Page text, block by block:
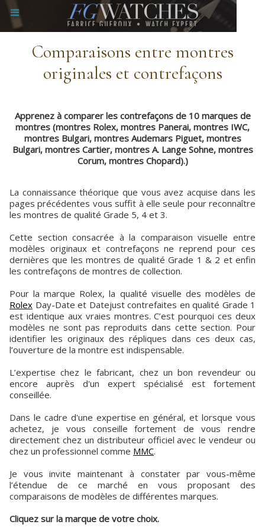
Comparaisons entre montres
originales et contrefaçons
Apprenez à comparer les contrefaçons de 10 marques de
montres (montres Rolex, montres Panerai, montres IWC,
montres Bulgari, montres Audemars Piguet, montres
Bulgari, montres Cartier, montres A. Lange Sohne, montres
Corum, montres Chopard).)
La connaissance théorique que vous avez acquise dans les
pages précédentes vous suffit à elle seule pour reconnaître
les montres de qualité Grade 5, 4 et 3.
Cette section consacrée à la comparaison visuelle entre
modèles originaux et contrefaçons ne reprend pour ces
dernières que les montres de qualité Grade 1 & 2 et enfin
les contrefaçons de montres de collection.
Pour la marque Rolex, la qualité visuelle des modèles de
Rolex Day-Date et Datejust contrefaites en qualité Grade 1
est identique aux vraies montres. C’est pourquoi ces deux
modèles ne sont pas reproduits dans cette section. Pour
identifier les originaux des répliques dans ces deux cas,
l’ouverture de la montre est indispensable.
L’expertise chez le fabricant, chez un bon revendeur ou
encore auprès d'un expert spécialisé est fortement
conseillée.
Dans le cadre d'une expertise en général, et lorsque vous
achetez, je vous conseille fortement de vous rendre
directement chez un distributeur officiel avec le vendeur ou
chez un professionnel comme MMC.
Je vous invite maintenant à constater par vous-même
l’étendue de ce marché en vous proposant des
comparaisons de modèles de différentes marques.
Cliquez sur la marque de votre choix.